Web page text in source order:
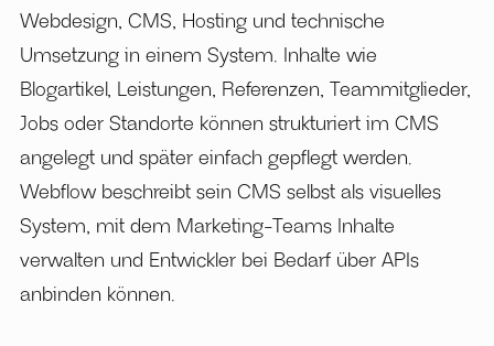
Webdesign, CMS, Hosting und technische
Umsetzung in einem System. Inhalte wie
Blogartikel, Leistungen, Referenzen, Teammitglieder,
Jobs oder Standorte können strukturiert im CMS
angelegt und später einfach gepflegt werden.
Webflow beschreibt sein CMS selbst als visuelles
System, mit dem Marketing-Teams Inhalte
verwalten und Entwickler bei Bedarf über APIs
anbinden können.